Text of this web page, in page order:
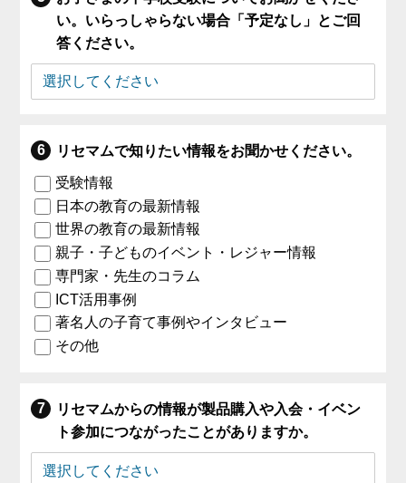
い。いらっしゃらない場合「予定なし」とご回
答ください。
リセマムで知りたい情報をお聞かせください。
受験情報
日本の教育の最新情報
世界の教育の最新情報
親子・子どものイベント・レジャー情報
専門家・先生のコラム
ICT活用事例
著名人の子育て事例やインタビュー
その他
リセマムからの情報が製品購入や入会・イベン
ト参加につながったことがありますか。